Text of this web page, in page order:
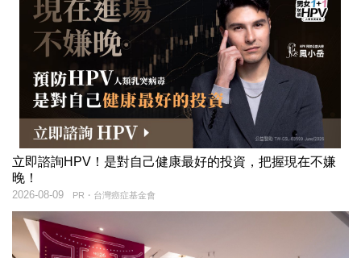
立即諮詢HPV！是對自己健康最好的投資，把握現在不嫌
晚！
PR・台灣癌症基金會
2026-08-09